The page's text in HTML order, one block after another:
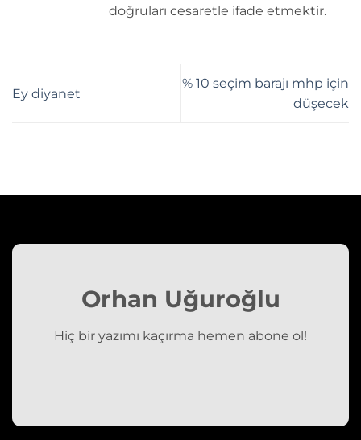
doğruları cesaretle ifade etmektir.
Ey diyanet
% 10 seçim barajı mhp için
düşecek
Orhan Uğuroğlu
Hiç bir yazımı kaçırma hemen abone ol!